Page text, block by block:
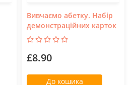
Вивчаємо абетку. Набір
демонстраційних карток
£8.90
До кошика